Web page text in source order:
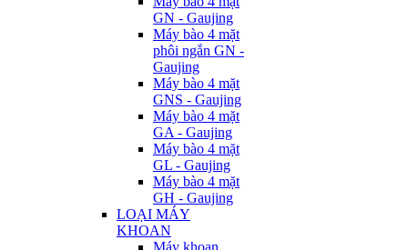
GN - Gaujing
Máy bào 4 mặt
phôi ngắn GN -
Gaujing
Máy bào 4 mặt
GNS - Gaujing
Máy bào 4 mặt
GA - Gaujing
Máy bào 4 mặt
GL - Gaujing
Máy bào 4 mặt
GH - Gaujing
LOẠI MÁY
KHOAN
Máy khoan